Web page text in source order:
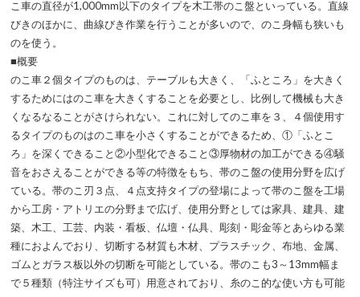
こ車の直径が1,000mm以下のタイプを木工帯のこ盤といっている。直線
びきのほかに、曲線びき作業を行うことが多いので、のこ身幅も狭いも
のを使う。
■概要
のこ車２個タイプのものは、テーブルも大きく、「ふところ」を大きく
するためにはのこ車を大きくすることを必要とし、比例して機械も大き
くなるなることがさけられない。これに対してのこ車を３、４個使用す
るタイプのものはのこ車を小さくすることができるため、①「ふとこ
ろ」を深くできること②小型化できること③厚物材の加工ができる④騒
音をおさえることができる等の特徴をもち、帯のこ盤の使用分野を広げ
ている。帯のこ刃３点、４点支持タイプの登場によって帯のこ盤を工場
から工房・アトリエの分野まで広げ、使用分野としては家具、建具、建
築、木工、工芸、内装・看板、仏壇・仏具、彫刻・彫金等とあらゆる業
種におよんでおり、切断する材質も木材、プラスチック、布地、金属、
ゴムとガラス板以外の切断を可能としている。帯のこも3～13mm幅ま
で５種類（特注サイズも可）用意されており、糸のこ的な使い方も可能